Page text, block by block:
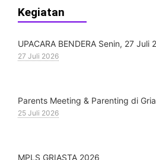
Kegiatan
UPACARA BENDERA Senin, 27 Juli
27 Juli 2026
Parents Meeting & Parenting di
25 Juli 2026
MPLS GRIASTA 2026